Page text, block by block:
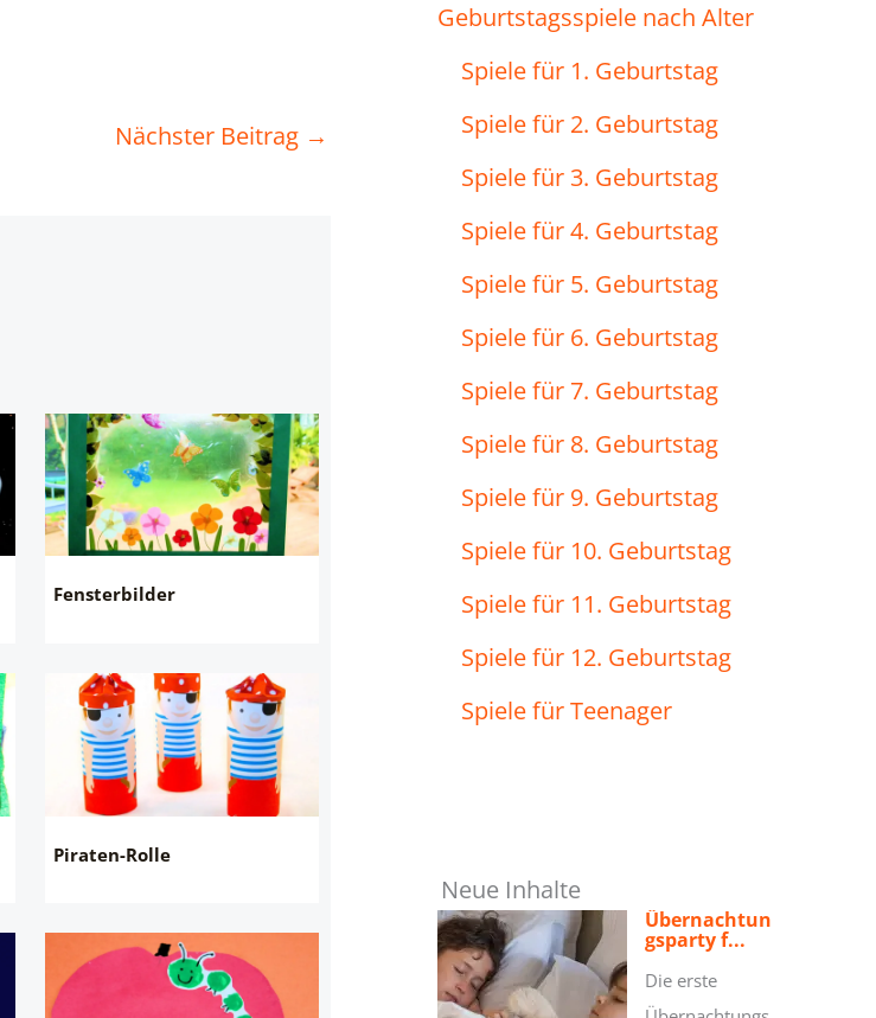
Nächster Beitrag →
Fensterbilder
Piraten-Rolle
Geburtstagsspiele nach Alter
Spiele für 1. Geburtstag
Spiele für 2. Geburtstag
Spiele für 3. Geburtstag
Spiele für 4. Geburtstag
Spiele für 5. Geburtstag
Spiele für 6. Geburtstag
Spiele für 7. Geburtstag
Spiele für 8. Geburtstag
Spiele für 9. Geburtstag
Spiele für 10. Geburtstag
Spiele für 11. Geburtstag
Spiele für 12. Geburtstag
Spiele für Teenager
Neue Inhalte
Übernachtun
gsparty f...
Die erste